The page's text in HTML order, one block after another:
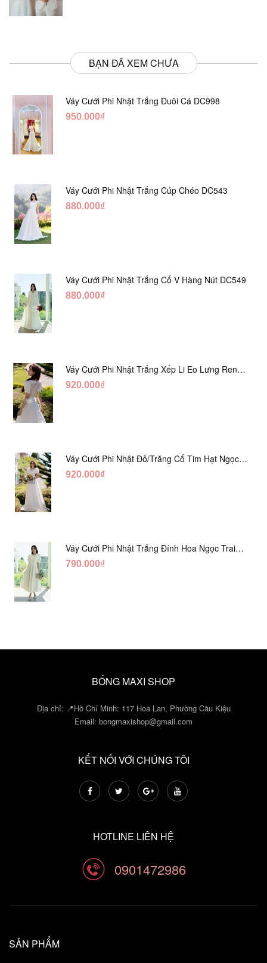
BẠN ĐÃ XEM CHƯA
Váy Cưới Phi Nhật Trắng Đuôi Cá DC998
950.000₫
Váy Cưới Phi Nhật Trắng Cúp Chéo DC543
880.000₫
Váy Cưới Phi Nhật Trắng Cổ V Hàng Nút DC549
880.000₫
Váy Cưới Phi Nhật Trắng Xếp Li Eo Lưng Ren
DC547
920.000₫
Váy Cưới Phi Nhật Đỏ/Trăng Cổ Tim Hạt Ngọc
DC548
920.000₫
Váy Cưới Phi Nhật Trắng Đính Hoa Ngọc Trai
Lửng DC465
790.000₫
BỐNG MAXI SHOP
Địa chỉ: 📍Hồ Chí Minh: 117 Hoa Lan, Phường Cầu Kiệu
Email: bongmaxishop@gmail.com
KẾT NỐI VỚI CHÚNG TÔI
HOTLINE LIÊN HỆ
0901472986
SẢN PHẨM